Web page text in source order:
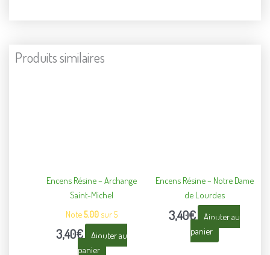
Produits similaires
Encens Résine – Archange
Saint-Michel
Note5.00 sur 5
3,40€
Ajouter au
panier
Encens Résine – Notre Dame
de Lourdes
3,40€
Ajouter au
panier